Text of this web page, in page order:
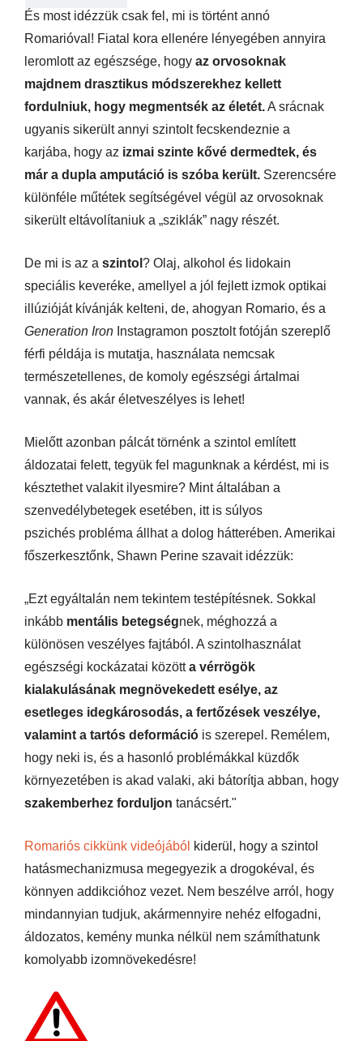
És most idézzük csak fel, mi is történt annó
Romarióval! Fiatal kora ellenére lényegében annyira
leromlott az egészsége, hogy az orvosoknak
majdnem drasztikus módszerekhez kellett
fordulniuk, hogy megmentsék az életét.A srácnak
ugyanis sikerült annyi szintolt fecskendeznie a
karjába, hogy az izmai szinte kővé dermedtek, és
már a dupla amputáció is szóba került. Szerencsére
különféle műtétek segítségével végül az orvosoknak
sikerült eltávolítaniuk a „sziklák” nagy részét.
De mi is az a szintol ? Olaj, alkohol és lidokain
speciális keveréke, amellyel a jól fejlett izmok optikai
illúzióját kívánják kelteni, de, ahogyan Romario, és a
Generation Iron Instagramon posztolt fotóján szereplő
férfi példája is mutatja, használata nemcsak
természetellenes, de komoly egészségi ártalmai
vannak, és akár életveszélyes is lehet!
Mielőtt azonban pálcát törnénk a szintol említett
áldozatai felett, tegyük fel magunknak a kérdést, mi is
késztethet valakit ilyesmire? Mint általában a
szenvedélybetegek esetében, itt is súlyos
pszichés probléma állhat a dolog hátterében. Amerikai
főszerkesztőnk, Shawn Perine szavait idézzük:
„Ezt egyáltalán nem tekintem testépítésnek. Sokkal
inkább mentális betegségnek, méghozzá a
különösen veszélyes fajtából. A szintolhasználat
egészségi kockázatai közötta vérrögök
kialakulásának megnövekedett esélye, az
esetleges idegkárosodás, a fertőzések veszélye,
valamint a tartós deformáció is szerepel. Remélem,
hogy neki is, és a hasonló problémákkal küzdők
környezetében is akad valaki, aki bátorítja abban, hogy
szakemberhez forduljon tanácsért."
Romariós cikkünk videójából kiderül, hogy a szintol
hatásmechanizmusa megegyezik a drogokéval, és
könnyen addikcióhoz vezet. Nem beszélve arról, hogy
mindannyian tudjuk, akármennyire nehéz elfogadni,
áldozatos, kemény munka nélkül nem számíthatunk
komolyabb izomnövekedésre!